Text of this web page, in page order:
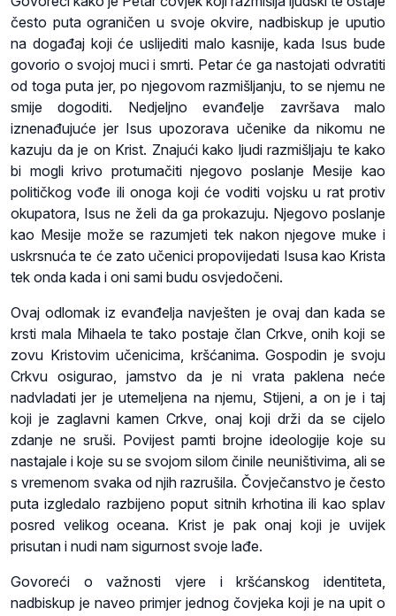
često puta ograničen u svoje okvire, nadbiskup je uputio
na događaj koji će uslijediti malo kasnije, kada Isus bude
govorio o svojoj muci i smrti. Petar će ga nastojati odvratiti
od toga puta jer, po njegovom razmišljanju, to se njemu ne
smije dogoditi. Nedjeljno evanđelje završava malo
iznenađujuće jer Isus upozorava učenike da nikomu ne
kazuju da je on Krist. Znajući kako ljudi razmišljaju te kako
bi mogli krivo protumačiti njegovo poslanje Mesije kao
političkog vođe ili onoga koji će voditi vojsku u rat protiv
okupatora, Isus ne želi da ga prokazuju. Njegovo poslanje
kao Mesije može se razumjeti tek nakon njegove muke i
uskrsnuća te će zato učenici propovijedati Isusa kao Krista
tek onda kada i oni sami budu osvjedočeni.
Ovaj odlomak iz evanđelja navješten je ovaj dan kada se
krsti mala Mihaela te tako postaje član Crkve, onih koji se
zovu Kristovim učenicima, kršćanima. Gospodin je svoju
Crkvu osigurao, jamstvo da je ni vrata paklena neće
nadvladati jer je utemeljena na njemu, Stijeni, a on je i taj
koji je zaglavni kamen Crkve, onaj koji drži da se cijelo
zdanje ne sruši. Povijest pamti brojne ideologije koje su
nastajale i koje su se svojom silom činile neuništivima, ali se
s vremenom svaka od njih razrušila. Čovječanstvo je često
puta izgledalo razbijeno poput sitnih krhotina ili kao splav
posred velikog oceana. Krist je pak onaj koji je uvijek
prisutan i nudi nam sigurnost svoje lađe.
Govoreći o važnosti vjere i kršćanskog identiteta,
nadbiskup je naveo primjer jednog čovjeka koji je na upit o